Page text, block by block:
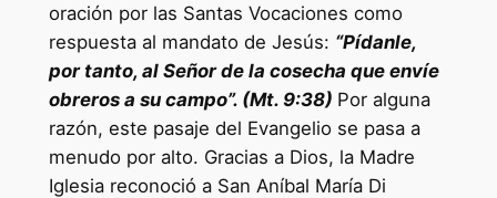
oración por las Santas Vocaciones como
respuesta al mandato de Jesús: “Pídanle,
por tanto, al Señor de la cosecha que envíe
obreros a su campo”. (Mt. 9:38) Por alguna
razón, este pasaje del Evangelio se pasa a
menudo por alto. Gracias a Dios, la Madre
Iglesia reconoció a San Aníbal María Di